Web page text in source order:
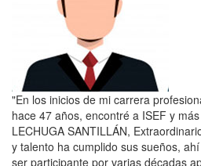
"En los inicios de mi carrera
hace 47 años, encontré a ISEF y
LECHUGA SANTILLÁN,
y talento ha cumplido sus sueños,
ser participante por varias décadas